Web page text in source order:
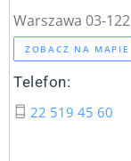
Warszawa 03-122
ZOBACZ NA MAPIE
Telefon:
22 519 45 60